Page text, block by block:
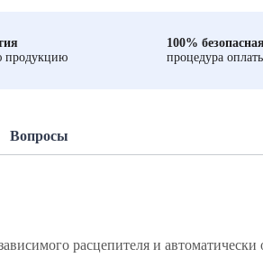
продукцию
100% безопасная
процедура
Вопросы
расцепителя и